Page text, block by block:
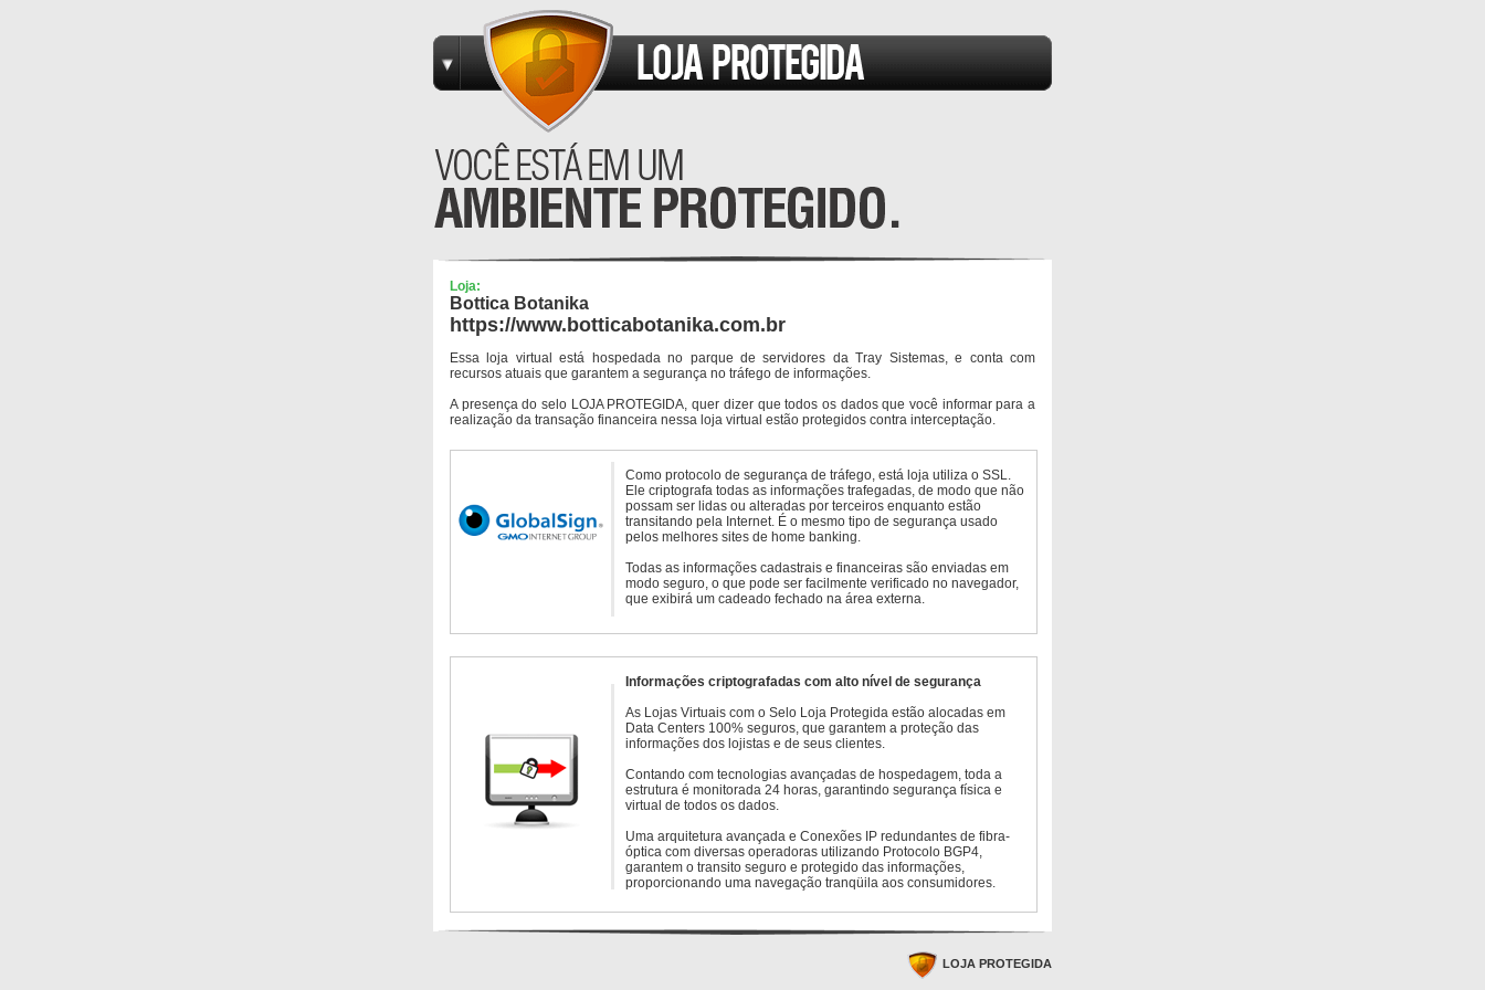
Loja:
Bottica Botanika
https://www.botticabotanika.com.br
Essa loja virtual está hospedada no parque de servidores da Tray Sistemas, e conta com
recursos atuais que garantem a segurança no tráfego de informações.
A presença do selo LOJA PROTEGIDA, quer dizer que todos os dados que você informar para a
realização da transação financeira nessa loja virtual estão protegidos contra interceptação.
Como protocolo de segurança de tráfego, está loja utiliza o SSL.
Ele criptografa todas as informações trafegadas, de modo que não
possam ser lidas ou alteradas por terceiros enquanto estão
transitando pela Internet. É o mesmo tipo de segurança usado
pelos melhores sites de home banking.
Todas as informações cadastrais e financeiras são enviadas em
modo seguro, o que pode ser facilmente verificado no navegador,
que exibirá um cadeado fechado na área externa.
Informações criptografadas com alto nível de segurança
As Lojas Virtuais com o Selo Loja Protegida estão alocadas em
Data Centers 100% seguros, que garantem a proteção das
informações dos lojistas e de seus clientes.
Contando com tecnologias avançadas de hospedagem, toda a
estrutura é monitorada 24 horas, garantindo segurança física e
virtual de todos os dados.
Uma arquitetura avançada e Conexões IP redundantes de fibra-
óptica com diversas operadoras utilizando Protocolo BGP4,
garantem o transito seguro e protegido das informações,
proporcionando uma navegação tranqüila aos consumidores.
LOJA PROTEGIDA